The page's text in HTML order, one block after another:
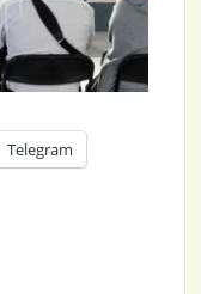
Telegram